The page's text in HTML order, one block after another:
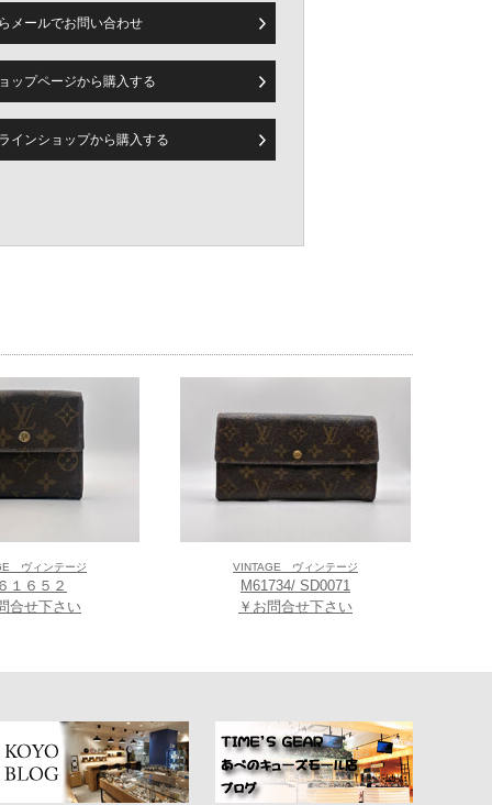
メールでお問い合わせ
ップページから購入する
インショップから購入する
ヴィンテージ
１６５２
合せ下さい
VINTAGE ヴィンテージ
M61734/ SD0071
￥お問合せ下さい